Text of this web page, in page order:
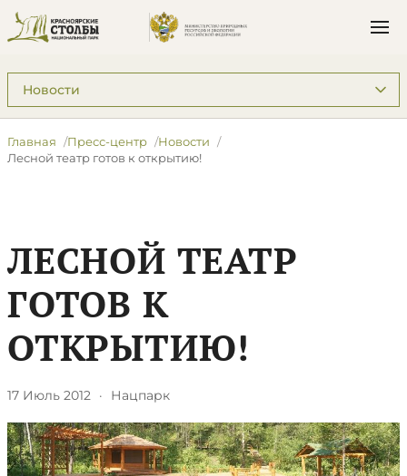
Подразделы: Пресс-центр
Главная Пресс-центр
Новости
Лесной театр готов к открытию!
ЛЕСНОЙ ТЕАТР
ГОТОВ К
ОТКРЫТИЮ!
17 Июль 2012 · Нацпарк